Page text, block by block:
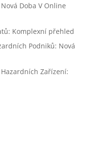
Doba V Online
Komplexní přehled
Podniků: Nová
Zařízení: